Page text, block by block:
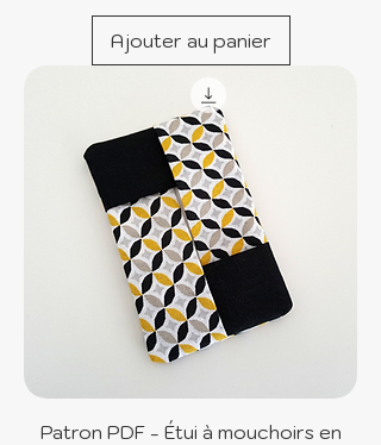
Ajouter au panier
Patron PDF - Étui à mouchoirs en